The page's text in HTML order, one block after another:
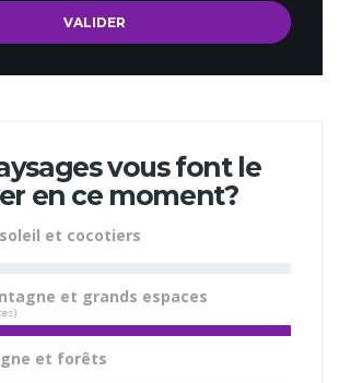
vous font le
en ce moment?
et cocotiers
et grands espaces
et forêts